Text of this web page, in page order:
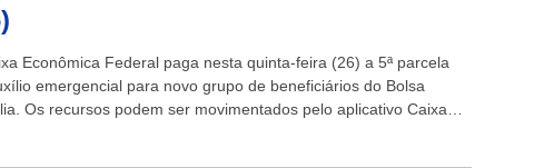
Econômica Federal paga nesta quinta-feira (26) a 5ª parcela
emergencial para novo grupo de beneficiários do Bolsa
Os recursos podem ser movimentados pelo aplicativo Caixa